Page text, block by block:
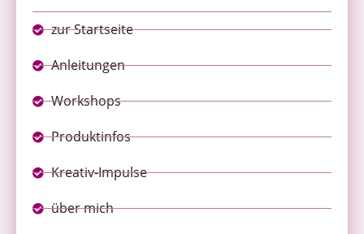
zur Startseite
Anleitungen
Workshops
Produktinfos
Kreativ-Impulse
über mich